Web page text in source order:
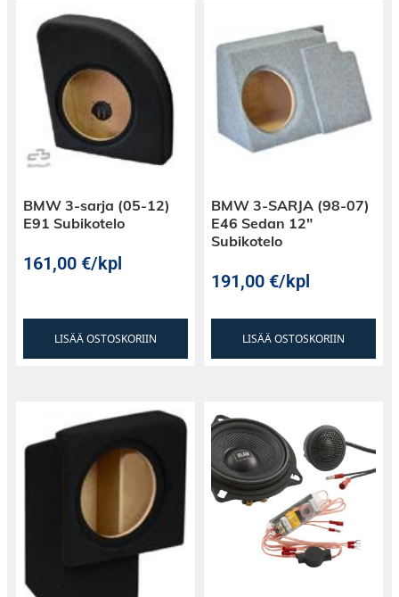
BMW 3-sarja (05-12)
E91 Subikotelo
161,00€/kpl
LISÄÄ OSTOSKORIIN
BMW 3-SARJA (98-07)
E46 Sedan 12″
Subikotelo
191,00€/kpl
LISÄÄ OSTOSKORIIN